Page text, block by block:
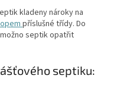
kladeny nároky na
příslušné třídy. Do
septik opatřit
septiku: